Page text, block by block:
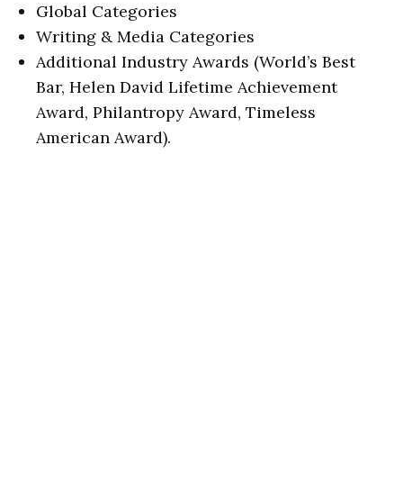
Global Categories
Writing & Media Categories
Additional Industry Awards (World’s Best
Bar, Helen David Lifetime Achievement
Award, Philantropy Award, Timeless
American Award).